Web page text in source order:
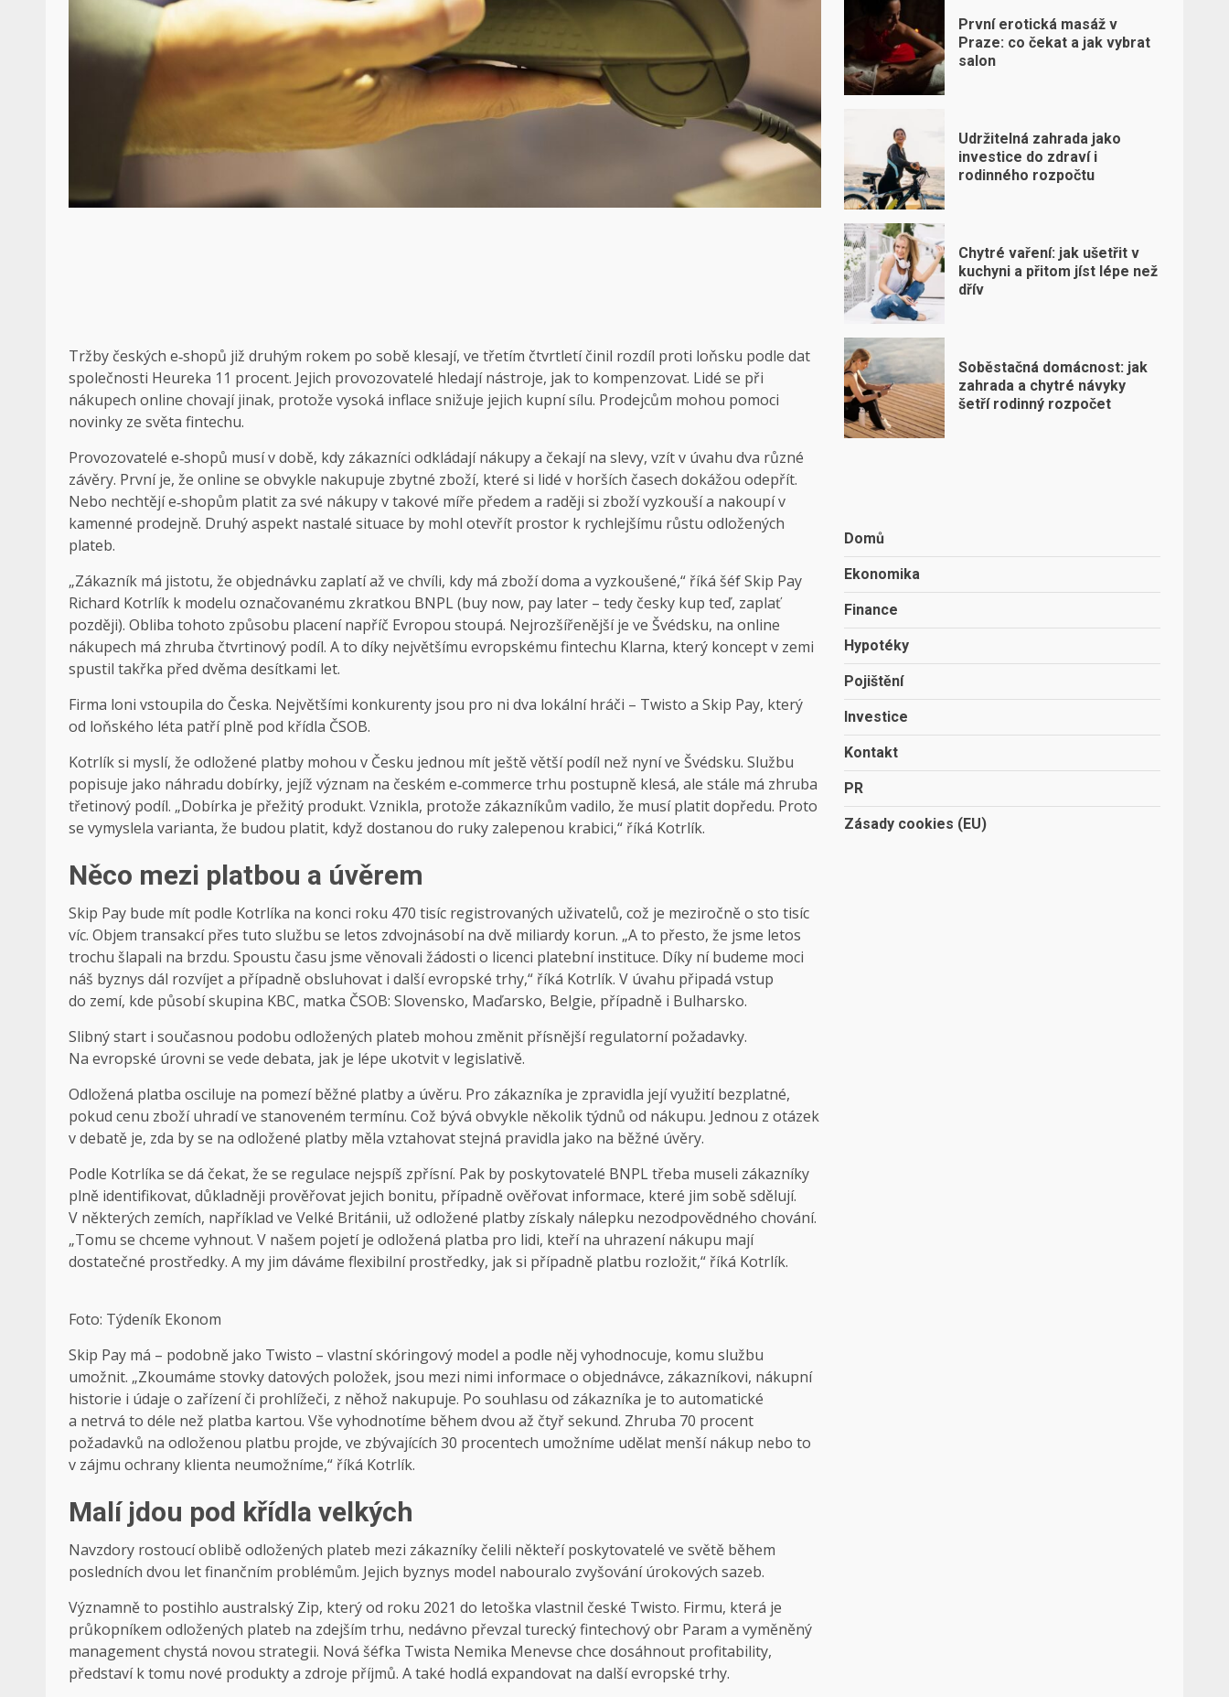
Tržby českých e‑shopů již druhým rokem po sobě klesají, ve třetím čtvrtletí činil rozdíl proti loňsku podle dat
společnosti Heureka 11 procent. Jejich provozovatelé hledají nástroje, jak to kompenzovat. Lidé se při
nákupech online chovají jinak, protože vysoká inflace snižuje jejich kupní sílu. Prodejcům mohou pomoci
novinky ze světa fintechu.
Provozovatelé e‑shopů musí v době, kdy zákazníci odkládají nákupy a čekají na slevy, vzít v úvahu dva různé
závěry. První je, že online se obvykle nakupuje zbytné zboží, které si lidé v horších časech dokážou odepřít.
Nebo nechtějí e‑shopům platit za své nákupy v takové míře předem a raději si zboží vyzkouší a nakoupí v
kamenné prodejně. Druhý aspekt nastalé situace by mohl otevřít prostor k rychlejšímu růstu odložených
plateb.
„Zákazník má jistotu, že objednávku zaplatí až ve chvíli, kdy má zboží doma a vyzkoušené,“ říká šéf Skip Pay
Richard Kotrlík k modelu označovanému zkratkou BNPL (buy now, pay later – tedy česky kup teď, zaplať
později). Obliba tohoto způsobu placení napříč Evropou stoupá. Nejrozšířenější je ve Švédsku, na online
nákupech má zhruba čtvrtinový podíl. A to díky největšímu evropskému fintechu Klarna, který koncept v zemi
spustil takřka před dvěma desítkami let.
Firma loni vstoupila do Česka. Největšími konkurenty jsou pro ni dva lokální hráči – Twisto a Skip Pay, který
od loňského léta patří plně pod křídla ČSOB.
Kotrlík si myslí, že odložené platby mohou v Česku jednou mít ještě větší podíl než nyní ve Švédsku. Službu
popisuje jako náhradu dobírky, jejíž význam na českém e‑commerce trhu postupně klesá, ale stále má zhruba
třetinový podíl. „Dobírka je přežitý produkt. Vznikla, protože zákazníkům vadilo, že musí platit dopředu. Proto
se vymyslela varianta, že budou platit, když dostanou do ruky zalepenou krabici,“ říká Kotrlík.
Něco mezi platbou a úvěrem
Skip Pay bude mít podle Kotrlíka na konci roku 470 tisíc registrovaných uživatelů, což je meziročně o sto tisíc
víc. Objem transakcí přes tuto službu se letos zdvojnásobí na dvě miliardy korun. „A to přesto, že jsme letos
trochu šlapali na brzdu. Spoustu času jsme věnovali žádosti o licenci platební instituce. Díky ní budeme moci
náš byznys dál rozvíjet a případně obsluhovat i další evropské trhy,“ říká Kotrlík. V úvahu připadá vstup
do zemí, kde působí skupina KBC, matka ČSOB: Slovensko, Maďarsko, Belgie, případně i Bulharsko.
Slibný start i současnou podobu odložených plateb mohou změnit přísnější regulatorní požadavky.
Na evropské úrovni se vede debata, jak je lépe ukotvit v legislativě.
Odložená platba osciluje na pomezí běžné platby a úvěru. Pro zákazníka je zpravidla její využití bezplatné,
pokud cenu zboží uhradí ve stanoveném termínu. Což bývá obvykle několik týdnů od nákupu. Jednou z otázek
v debatě je, zda by se na odložené platby měla vztahovat stejná pravidla jako na běžné úvěry.
Podle Kotrlíka se dá čekat, že se regulace nejspíš zpřísní. Pak by poskytovatelé BNPL třeba museli zákazníky
plně identifikovat, důkladněji prověřovat jejich bonitu, případně ověřovat informace, které jim sobě sdělují.
V některých zemích, například ve Velké Británii, už odložené platby získaly nálepku nezodpovědného chování.
„Tomu se chceme vyhnout. V našem pojetí je odložená platba pro lidi, kteří na uhrazení nákupu mají
dostatečné prostředky. A my jim dáváme flexibilní prostředky, jak si případně platbu rozložit,“ říká Kotrlík.
Foto: Týdeník Ekonom
Skip Pay má – podobně jako Twisto – vlastní skóringový model a podle něj vyhodnocuje, komu službu
umožnit. „Zkoumáme stovky datových položek, jsou mezi nimi informace o objednávce, zákazníkovi, nákupní
historie i údaje o zařízení či prohlížeči, z něhož nakupuje. Po souhlasu od zákazníka je to automatické
a netrvá to déle než platba kartou. Vše vyhodnotíme během dvou až čtyř sekund. Zhruba 70 procent
požadavků na odloženou platbu projde, ve zbývajících 30 procentech umožníme udělat menší nákup nebo to
v zájmu ochrany klienta neumožníme,“ říká Kotrlík.
Malí jdou pod křídla velkých
Navzdory rostoucí oblibě odložených plateb mezi zákazníky čelili někteří poskytovatelé ve světě během
posledních dvou let finančním problémům. Jejich byznys model nabouralo zvyšování úrokových sazeb.
Významně to postihlo australský Zip, který od roku 2021 do letoška vlastnil české Twisto. Firmu, která je
průkopníkem odložených plateb na zdejším trhu, nedávno převzal turecký fintechový obr Param a vyměněný
management chystá novou strategii. Nová šéfka Twista Nemika Menevse chce dosáhnout profitability,
představí k tomu nové produkty a zdroje příjmů. A také hodlá expandovat na další evropské trhy.
První erotická masáž v
Praze: co čekat a jak vybrat
salon
Udržitelná zahrada jako
investice do zdraví i
rodinného rozpočtu
Chytré vaření: jak ušetřit v
kuchyni a přitom jíst lépe než
dřív
Soběstačná domácnost: jak
zahrada a chytré návyky
šetří rodinný rozpočet
Domů
Ekonomika
Finance
Hypotéky
Pojištění
Investice
Kontakt
PR
Zásady cookies (EU)